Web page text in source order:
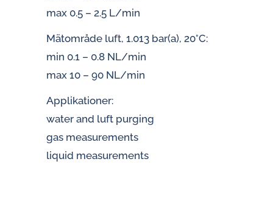
max 0.5 – 2.5 L/min
Mätområde luft, 1.013 bar(a), 20°C:
min 0.1 – 0.8 NL/min
max 10 – 90 NL/min
Applikationer:
water and luft purging
gas measurements
liquid measurements